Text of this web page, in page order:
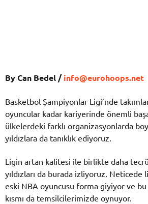
By Can Bedel /info@eurohoops.net
Basketbol Şampiyonlar Ligi’nde
oyuncular kadar kariyerinde önemli
ülkelerdeki farklı organizasyonlarda
yıldızlara da tanıklık ediyoruz.
Ligin artan kalitesi ile birlikte daha
yıldızları da burada izliyoruz. Neticede
eski NBA oyuncusu forma giyiyor ve
kısmı da temsilcilerimizde oynuyor.